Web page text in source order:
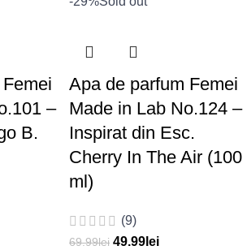
–
B.
Apa de parfum Femei
Made in Lab No.124 –
Inspirat din Esc.
Cherry In The Air (100
ml)
(9)
69.99lei 49.99 lei